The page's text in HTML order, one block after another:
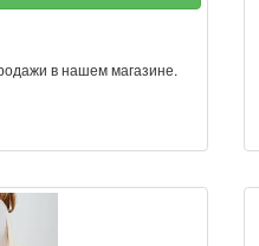
в нашем магазине.